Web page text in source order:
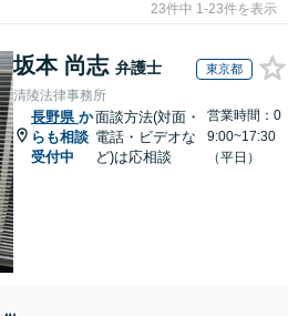
23件中 1-23件を表示
坂本 尚志 弁護士 東京都
清陵法律事務所
長野県 か
らも相談
受付中
面談方法(対面・
電話・ビデオな
ど)は応相談
営業時間：0
9:00~17:30
（平日）